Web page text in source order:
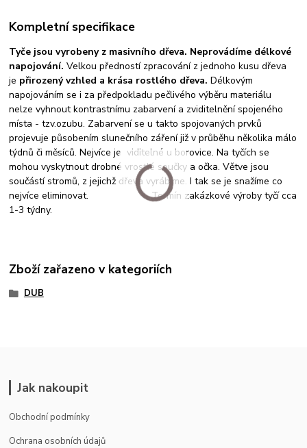
Kompletní specifikace
Tyče jsou vyrobeny z masivního dřeva. Neprovádíme délkové
napojování.Velkou předností zpracování z jednoho kusu dřeva
je přirozený vzhled a krása rostlého dřeva.Délkovým
napojováním se i za předpokladu pečlivého výběru materiálu
nelze vyhnout kontrastnímu zabarvení a zviditelnění spojeného
místa - tzv.ozubu. Zabarvení se u takto spojovaných prvků
projevuje působením slunečního záření již v průběhu několika málo
týdnů či měsíců. Nejvíce je viditelné u borovice. Na tyčích se
mohou vyskytnout drobné vrostlé součky a očka. Větve jsou
součástí stromů, z jejichž dřeva vyrábíme. I tak se je snažíme co
nejvíce eliminovat. Termín zakázkové výroby tyčí cca
1-3 týdny.
Zboží zařazeno v kategoriích
DUB
Jak nakoupit
Obchodní podmínky
Ochrana osobních údajů